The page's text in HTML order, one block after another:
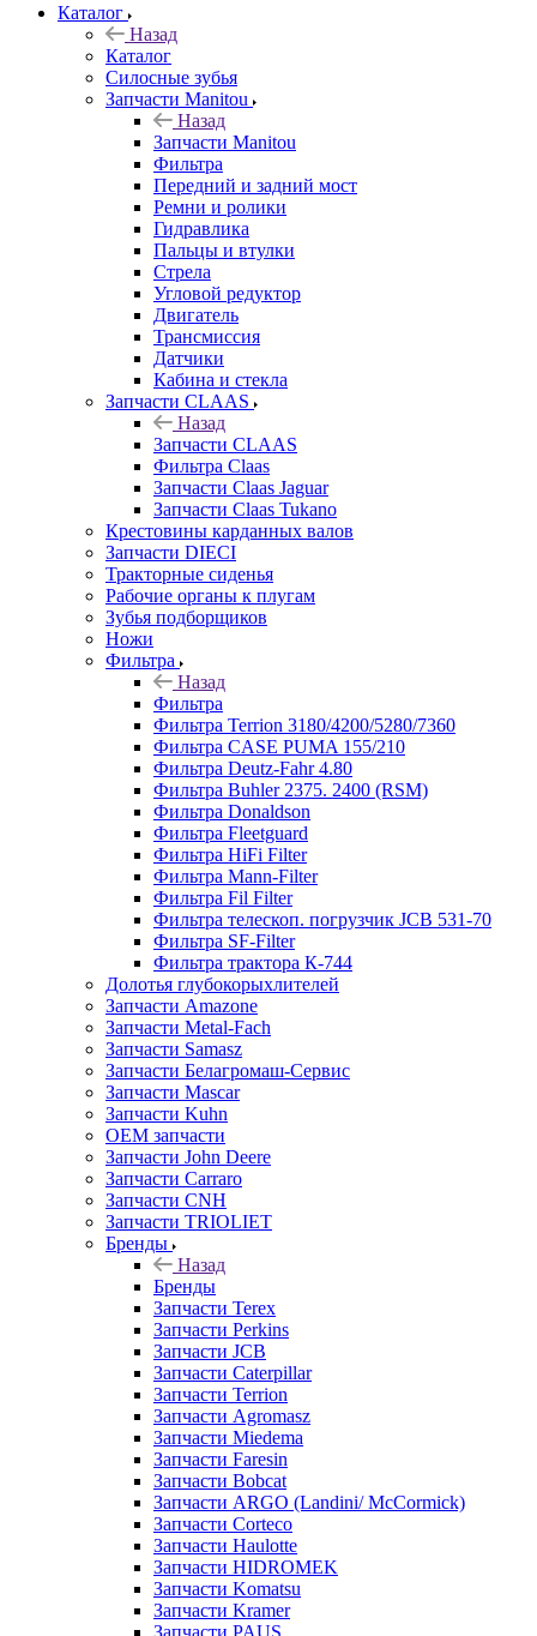
Каталог
Назад
Каталог
Cилосные зубья
Запчасти Manitou
Назад
Запчасти Manitou
Фильтра
Передний и задний мост
Ремни и ролики
Гидравлика
Пальцы и втулки
Стрела
Угловой редуктор
Двигатель
Трансмиссия
Датчики
Кабина и стекла
Запчасти CLAAS
Назад
Запчасти CLAAS
Фильтра Claas
Запчасти Claas Jaguar
Запчасти Claas Tukano
Крестовины карданных валов
Запчасти DIECI
Тракторные сиденья
Рабочие органы к плугам
Зубья подборщиков
Ножи
Фильтра
Назад
Фильтра
Фильтра Terrion 3180/4200/5280/7360
Фильтра CASE PUMA 155/210
Фильтра Deutz-Fahr 4.80
Фильтра Buhler 2375. 2400 (RSM)
Фильтра Donaldson
Фильтра Fleetguard
Фильтра HiFi Filter
Фильтра Mann-Filter
Фильтра Fil Filter
Фильтра телескоп. погрузчик JCB 531-70
Фильтра SF-Filter
Фильтра трактора К-744
Долотья глубокорыхлителей
Запчасти Amazone
Запчасти Metal-Fach
Запчасти Samasz
Запчасти Белагромаш-Сервис
Запчасти Mascar
Запчасти Kuhn
OEM запчасти
Запчасти John Deere
Запчасти Carraro
Запчасти CNH
Запчасти TRIOLIET
Бренды
Назад
Бренды
Запчасти Terex
Запчасти Perkins
Запчасти JCB
Запчасти Caterpillar
Запчасти Terrion
Запчасти Agromasz
Запчасти Miedema
Запчасти Faresin
Запчасти Bobcat
Запчасти ARGO (Landini/ McCormick)
Запчасти Corteco
Запчасти Haulotte
Запчасти HIDROMEK
Запчасти Komatsu
Запчасти Kramer
Запчасти PAUS